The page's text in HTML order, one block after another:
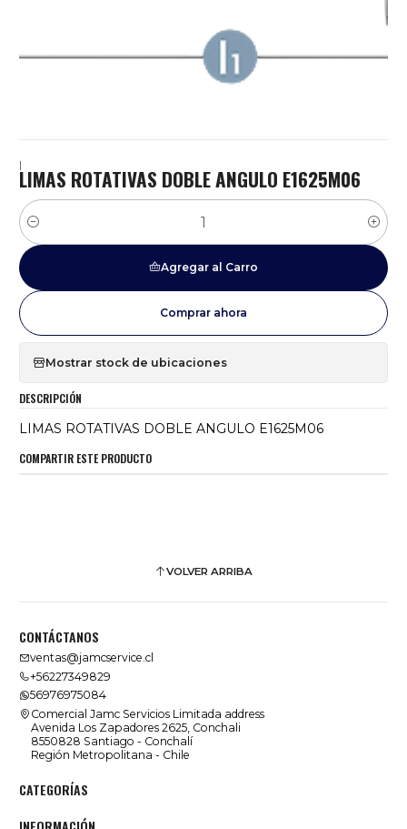
|
LIMAS ROTATIVAS DOBLE ANGULO E1625M06
Cantidad
Agregar al Carro
Comprar ahora
Mostrar stock de ubicaciones
DESCRIPCIÓN
LIMAS ROTATIVAS DOBLE ANGULO E1625M06
COMPARTIR ESTE PRODUCTO
VOLVER ARRIBA
CONTÁCTANOS
ventas@jamcservice.cl
+56227349829
56976975084
Comercial Jamc Servicios Limitada address
Avenida Los Zapadores 2625, Conchali
8550828 Santiago - Conchalí
Región Metropolitana - Chile
CATEGORÍAS